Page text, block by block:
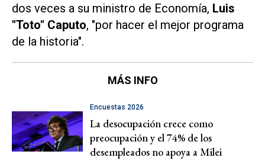
dos veces a su ministro de Economía, Luis
"Toto" Caputo, "por hacer el mejor programa
de la historia".
MÁS INFO
Encuestas 2026
La desocupación crece como
preocupación y el 74% de los
desempleados no apoya a Milei